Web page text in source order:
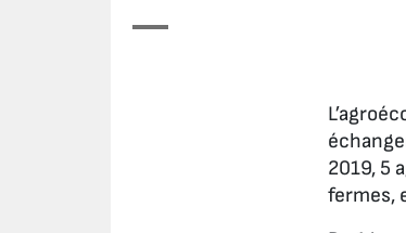
2019, 5
fermes,